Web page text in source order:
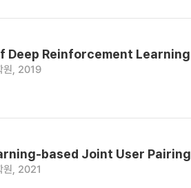
Deep Reinforcement Learning
원, 2019
based Joint User
원, 2021